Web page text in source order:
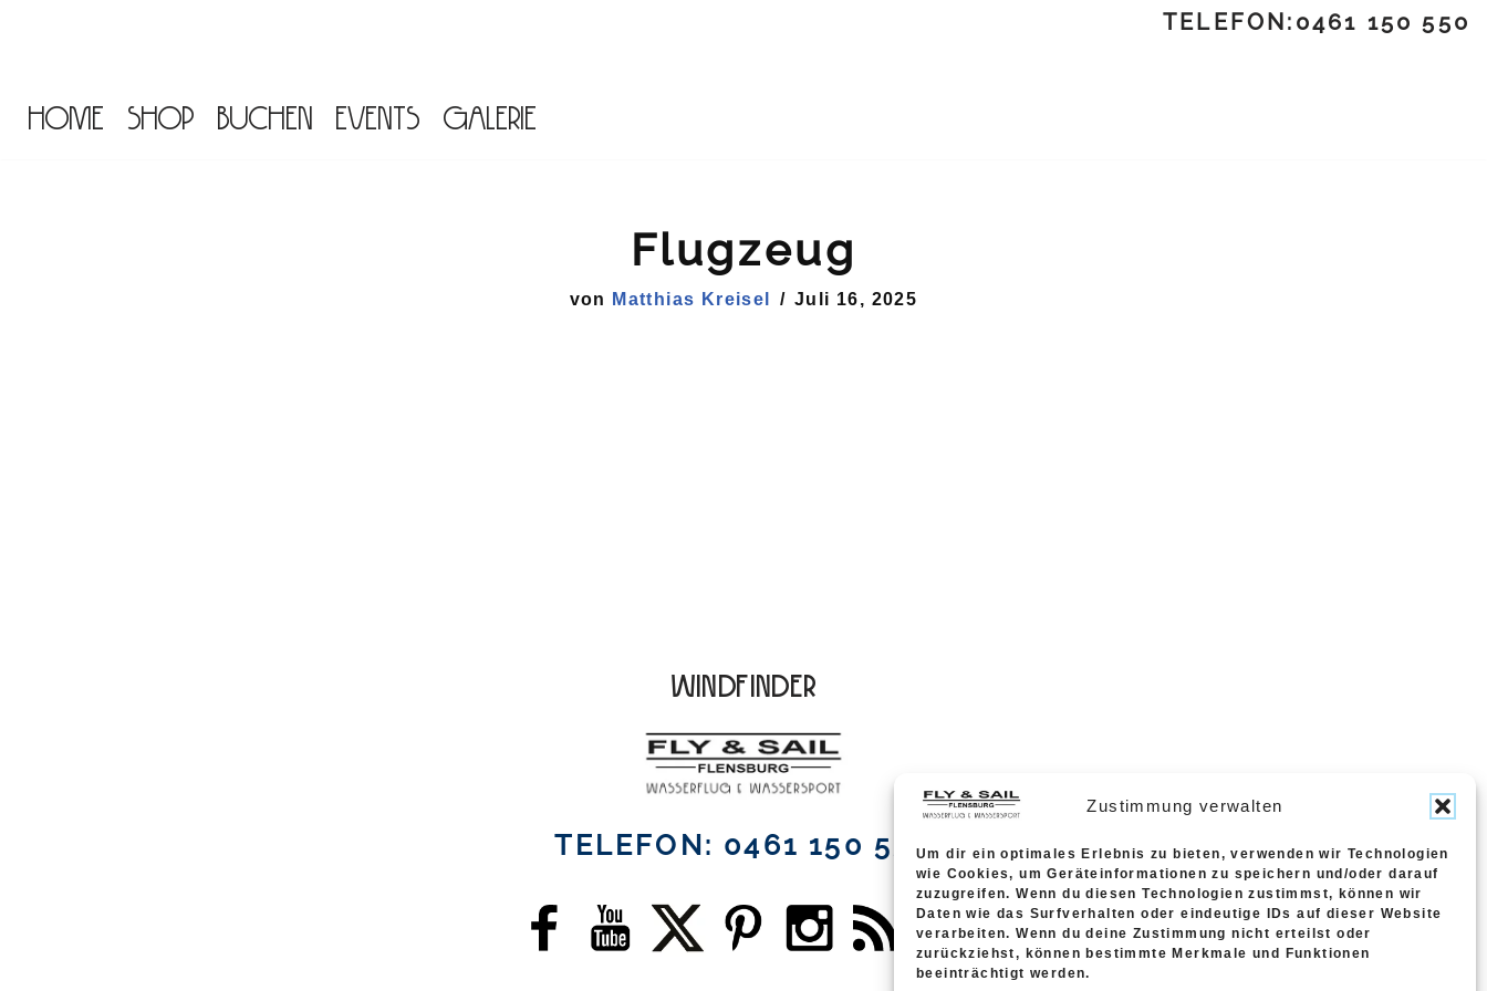
Zustimmung verwalten
Um dir ein optimales Erlebnis zu bieten, verwenden wir Technologien
wie Cookies, um Geräteinformationen zu speichern und/oder darauf
zuzugreifen. Wenn du diesen Technologien zustimmst, können wir
Daten wie das Surfverhalten oder eindeutige IDs auf dieser Website
verarbeiten. Wenn du deine Zustimmung nicht erteilst oder
zurückziehst, können bestimmte Merkmale und Funktionen
beeinträchtigt werden.
springen
TELEFON:0461 150 550
Home Shop Buchen Events Galerie
Flugzeug
von Matthias Kreisel Juli 16, 2025
Windfinder
TELEFON: 0461 150 550